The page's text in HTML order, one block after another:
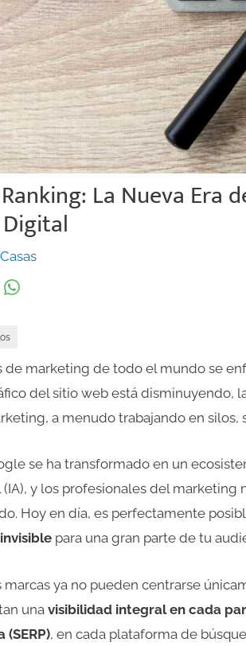
La Nueva Era
de marketing de todo el mundo se
del sitio web está disminuyendo,
a menudo trabajando en silos,
se ha transformado en un
y los profesionales del marketing
Hoy en día, es perfectamente
para una gran parte de tu
ya no pueden centrarse
una visibilidad integral en cada
, en cada plataforma de